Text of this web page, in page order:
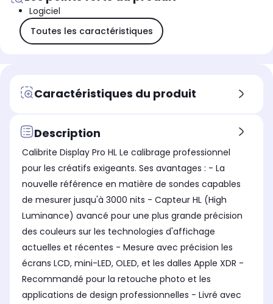
Logiciel
Toutes les caractéristiques
Caractéristiques du produit
Description
Calibrite Display Pro HL Le calibrage professionnel
pour les créatifs exigeants. Ses avantages : - La
nouvelle référence en matière de sondes capables
de mesurer jusqu'à 3000 nits - Capteur HL (High
Luminance) avancé pour une plus grande précision
des couleurs sur les technologies d'affichage
actuelles et récentes - Mesure avec précision les
écrans LCD, mini-LED, OLED, et les dalles Apple XDR -
Recommandé pour la retouche photo et les
applications de design professionnelles - Livré avec